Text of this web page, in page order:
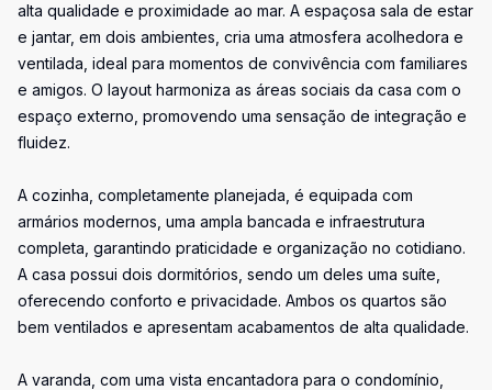
alta qualidade e proximidade ao mar. A espaçosa sala de estar
e jantar, em dois ambientes, cria uma atmosfera acolhedora e
ventilada, ideal para momentos de convivência com familiares
e amigos. O layout harmoniza as áreas sociais da casa com o
espaço externo, promovendo uma sensação de integração e
fluidez.
A cozinha, completamente planejada, é equipada com
armários modernos, uma ampla bancada e infraestrutura
completa, garantindo praticidade e organização no cotidiano.
A casa possui dois dormitórios, sendo um deles uma suíte,
oferecendo conforto e privacidade. Ambos os quartos são
bem ventilados e apresentam acabamentos de alta qualidade.
A varanda, com uma vista encantadora para o condomínio,